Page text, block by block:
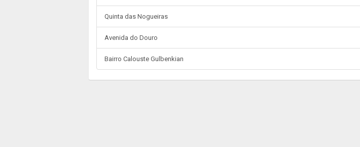
Quinta das Nogueiras
Avenida do Douro
Bairro Calouste Gulbenkian